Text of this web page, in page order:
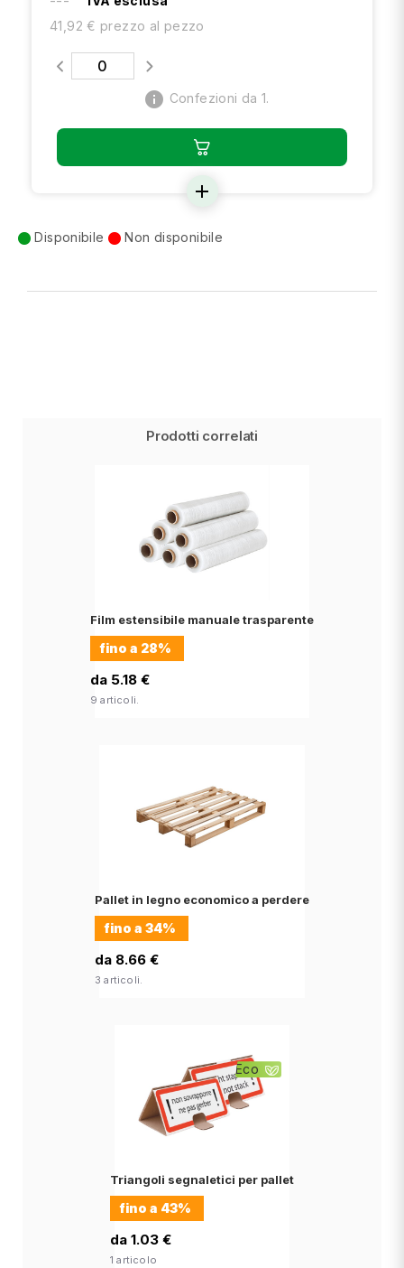
41,92 € prezzo al pezzo
info Confezioni da 1.
add
Disponibile Non disponibile
Prodotti correlati
Film estensibile manuale trasparente
fino a 28%
da 5.18 €
9 articoli.
Pallet in legno economico a perdere
fino a 34%
da 8.66 €
3 articoli.
Eco
Triangoli segnaletici per pallet
fino a 43%
da 1.03 €
1 articolo